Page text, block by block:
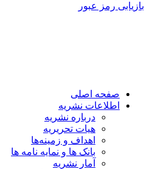
رمز عبور
صفحه اصلی
اطلاعات نشریه
درباره نشریه
هیات تحریریه
اهداف و زمینه‌ها
بانک ها و نمایه نامه ها
آمار نشریه